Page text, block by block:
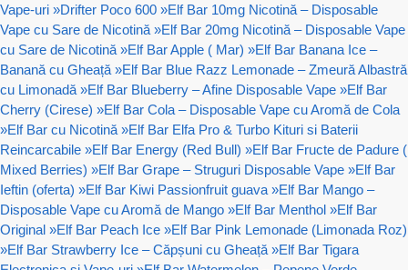
Vape-uri »Drifter Poco 600 »Elf Bar 10mg Nicotină – Disposable
Vape cu Sare de Nicotină »Elf Bar 20mg Nicotină – Disposable Vape
cu Sare de Nicotină »Elf Bar Apple ( Mar) »Elf Bar Banana Ice –
Banană cu Gheață »Elf Bar Blue Razz Lemonade – Zmeură Albastră
cu Limonadă »Elf Bar Blueberry – Afine Disposable Vape »Elf Bar
Cherry (Cirese) »Elf Bar Cola – Disposable Vape cu Aromă de Cola
»Elf Bar cu Nicotină »Elf Bar Elfa Pro & Turbo Kituri si Baterii
Reincarcabile »Elf Bar Energy (Red Bull) »Elf Bar Fructe de Padure (
Mixed Berries) »Elf Bar Grape – Struguri Disposable Vape »Elf Bar
Ieftin (oferta) »Elf Bar Kiwi Passionfruit guava »Elf Bar Mango –
Disposable Vape cu Aromă de Mango »Elf Bar Menthol »Elf Bar
Original »Elf Bar Peach Ice »Elf Bar Pink Lemonade (Limonada Roz)
»Elf Bar Strawberry Ice – Căpșuni cu Gheață »Elf Bar Tigara